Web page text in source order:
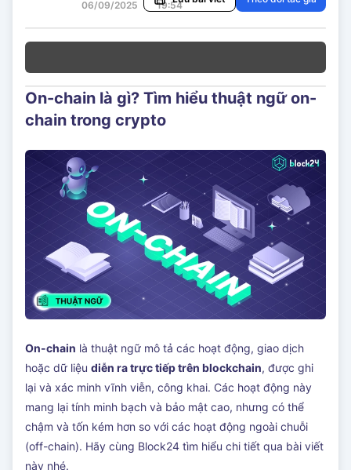
06/09/2025 19:54
On-chain là gì? Tìm hiểu thuật ngữ on-
chain trong crypto
On-chain là thuật ngữ mô tả các hoạt động, giao dịch
hoặc dữ liệu diễn ra trực tiếp trên blockchain, được ghi
lại và xác minh vĩnh viễn, công khai. Các hoạt động này
mang lại tính minh bạch và bảo mật cao, nhưng có thể
chậm và tốn kém hơn so với các hoạt động ngoài chuỗi
(off-chain). Hãy cùng Block24 tìm hiểu chi tiết qua bài viết
này nhé.